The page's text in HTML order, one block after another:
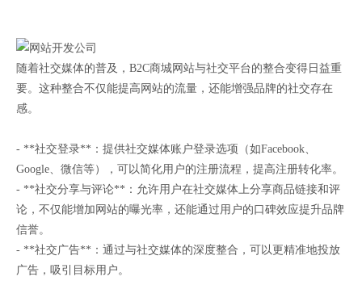
随着社交媒体的普及，B2C商城网站与社交平台的整合变得日益重
要。这种整合不仅能提高网站的流量，还能增强品牌的社交存在
感。
- **社交登录**：提供社交媒体账户登录选项（如Facebook、
Google、微信等），可以简化用户的注册流程，提高注册转化率。
- **社交分享与评论**：允许用户在社交媒体上分享商品链接和评
论，不仅能增加网站的曝光率，还能通过用户的口碑效应提升品牌
信誉。
- **社交广告**：通过与社交媒体的深度整合，可以更精准地投放
广告，吸引目标用户。